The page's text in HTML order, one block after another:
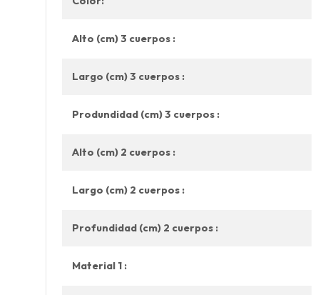
Alto (cm) 3 cuerpos :
Largo (cm) 3 cuerpos :
Produndidad (cm) 3 cuerpos :
Alto (cm) 2 cuerpos :
Largo (cm) 2 cuerpos :
Profundidad (cm) 2 cuerpos :
Material 1 :